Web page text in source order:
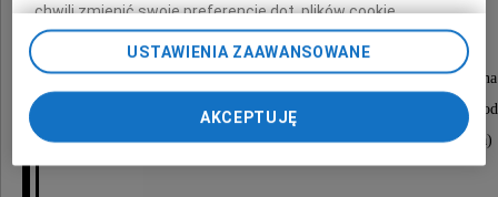
Msza święta żałobna odprawiona zostanie
7 grudnia 2009 roku o godzinie 13.00
w kościele św. Józefa Oblubieńca przy ul. Deotymy
po której nastąpi odprowadzenie Zmarłego do grobu
na Cmentarzu Prawosławnym (część katolicka)
chwili zmienić swoje preferencje dot. plików cookie,
ponownie wywołując narzędzie do zarządzania Twoimi
preferencjami dot. przetwarzania danych poprzez
odnośnik „Ustawienia prywatności” w stopce serwisu i
przechodząc do sekcji „Ustawienia zaawansowane”.
Zmiana ustawień plików cookie możliwa jest także za
pomocą ustawień przeglądarki.
USTAWIENIA ZAAWANSOWANE
AKCEPTUJĘ